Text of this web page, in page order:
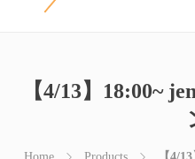
【4/13】18:00~